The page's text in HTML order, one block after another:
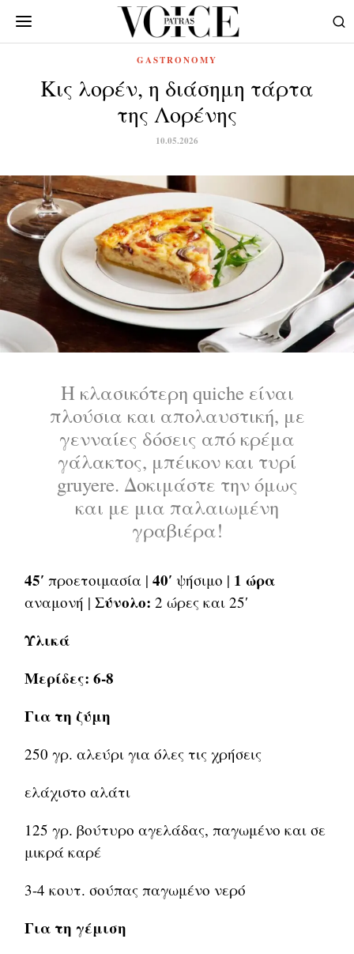
GASTRONOMY
Κις λορέν, η διάσημη τάρτα
της Λορένης
10.05.2026
Η κλασικότερη quiche είναι
πλούσια και απολαυστική, με
γενναίες δόσεις από κρέμα
γάλακτος, μπέικον και τυρί
gruyere. Δοκιμάστε την όμως
και με μια παλαιωμένη
γραβιέρα!
45′ προετοιμασία |40′ ψήσιμο | 1 ώρα
αναμονή |Σύνολο: 2 ώρες και 25′
Υλικά
Μερίδες: 6-8
Για τη ζύμη
250 γρ. αλεύρι για όλες τις χρήσεις
ελάχιστο αλάτι
125 γρ. βούτυρο αγελάδας, παγωμένο και σε
μικρά καρέ
3-4 κουτ. σούπας παγωμένο νερό
Για τη γέμιση